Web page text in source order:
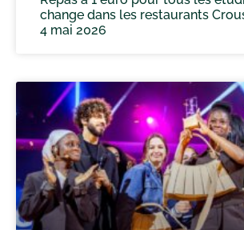
change dans les restaurants
4 mai 2026